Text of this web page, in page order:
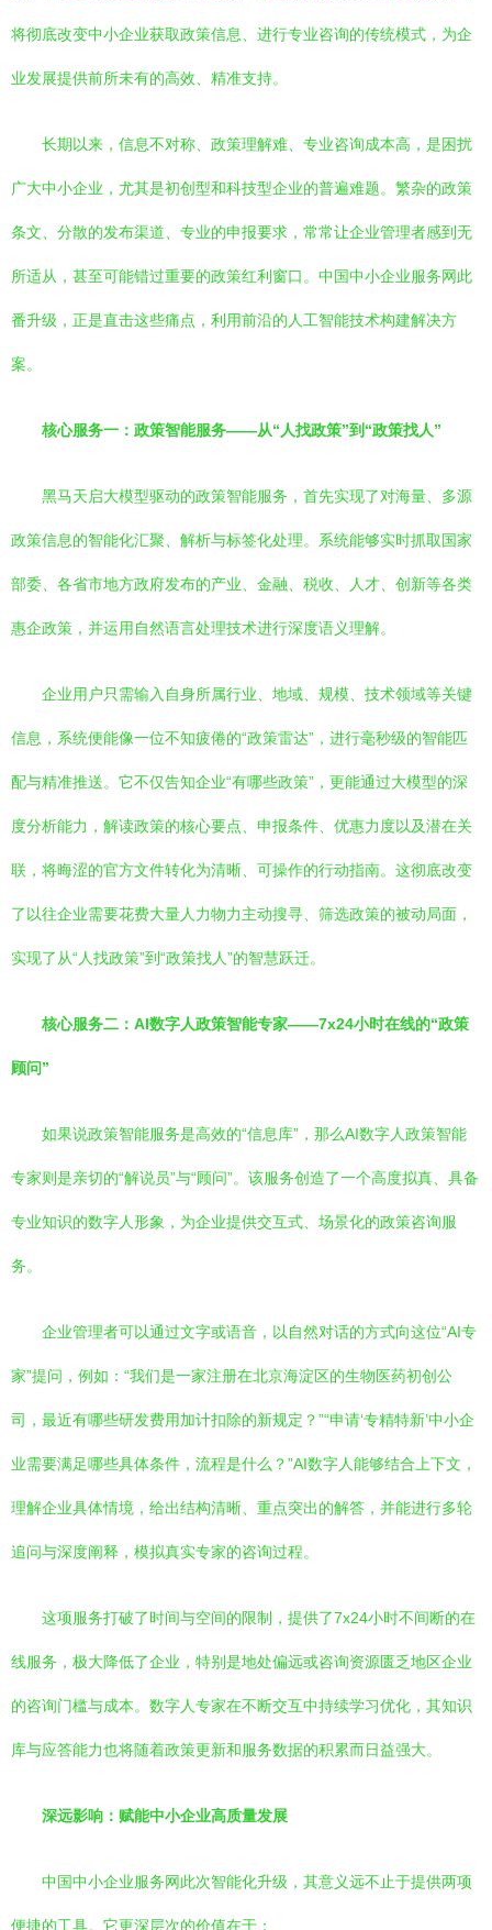
将彻底改变中小企业获取政策信息、进行专业咨询的传统模式，为企
业发展提供前所未有的高效、精准支持。
长期以来，信息不对称、政策理解难、专业咨询成本高，是困扰
广大中小企业，尤其是初创型和科技型企业的普遍难题。繁杂的政策
条文、分散的发布渠道、专业的申报要求，常常让企业管理者感到无
所适从，甚至可能错过重要的政策红利窗口。中国中小企业服务网此
番升级，正是直击这些痛点，利用前沿的人工智能技术构建解决方
案。
核心服务一：政策智能服务——从“人找政策”到“政策找人”
黑马天启大模型驱动的政策智能服务，首先实现了对海量、多源
政策信息的智能化汇聚、解析与标签化处理。系统能够实时抓取国家
部委、各省市地方政府发布的产业、金融、税收、人才、创新等各类
惠企政策，并运用自然语言处理技术进行深度语义理解。
企业用户只需输入自身所属行业、地域、规模、技术领域等关键
信息，系统便能像一位不知疲倦的“政策雷达”，进行毫秒级的智能匹
配与精准推送。它不仅告知企业“有哪些政策”，更能通过大模型的深
度分析能力，解读政策的核心要点、申报条件、优惠力度以及潜在关
联，将晦涩的官方文件转化为清晰、可操作的行动指南。这彻底改变
了以往企业需要花费大量人力物力主动搜寻、筛选政策的被动局面，
实现了从“人找政策”到“政策找人”的智慧跃迁。
核心服务二：AI数字人政策智能专家——7x24小时在线的“政策
顾问”
如果说政策智能服务是高效的“信息库”，那么AI数字人政策智能
专家则是亲切的“解说员”与“顾问”。该服务创造了一个高度拟真、具备
专业知识的数字人形象，为企业提供交互式、场景化的政策咨询服
务。
企业管理者可以通过文字或语音，以自然对话的方式向这位“AI专
家”提问，例如：“我们是一家注册在北京海淀区的生物医药初创公
司，最近有哪些研发费用加计扣除的新规定？”“申请‘专精特新’中小企
业需要满足哪些具体条件，流程是什么？”AI数字人能够结合上下文，
理解企业具体情境，给出结构清晰、重点突出的解答，并能进行多轮
追问与深度阐释，模拟真实专家的咨询过程。
这项服务打破了时间与空间的限制，提供了7x24小时不间断的在
线服务，极大降低了企业，特别是地处偏远或咨询资源匮乏地区企业
的咨询门槛与成本。数字人专家在不断交互中持续学习优化，其知识
库与应答能力也将随着政策更新和服务数据的积累而日益强大。
深远影响：赋能中小企业高质量发展
中国中小企业服务网此次智能化升级，其意义远不止于提供两项
便捷的工具。它更深层次的价值在于：